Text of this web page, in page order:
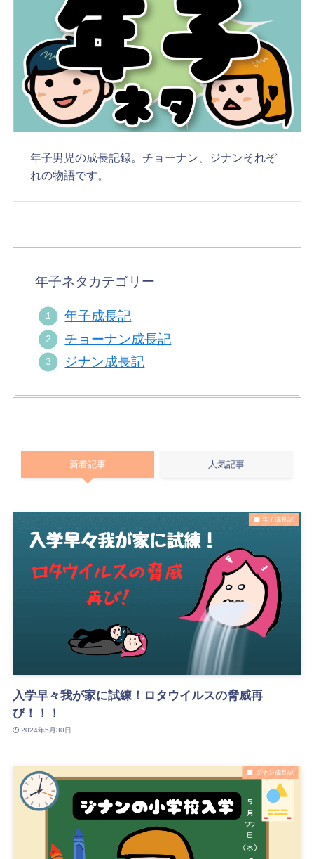
年子男児の成長記録。チョーナン、ジナンそれぞ
れの物語です。
年子ネタカテゴリー
年子成長記
チョーナン成長記
ジナン成長記
新着記事 人気記事
年子成長記
入学早々我が家に試練！ロタウイルスの脅威再
び！！！
2024年5月30日
ジナン成長記